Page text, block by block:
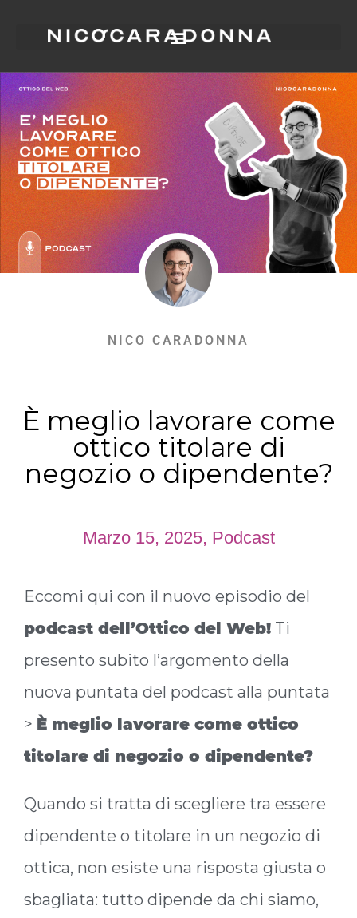
NICO CARADONNA
È meglio lavorare come
ottico titolare di
negozio o dipendente?
Marzo 15, 2025, Podcast
Eccomi qui con il nuovo episodio del
podcast dell’Ottico del Web! Ti
presento subito l’argomento della
nuova puntata del podcast alla puntata
> È meglio lavorare come ottico
titolare di negozio o dipendente?
Quando si tratta di scegliere tra essere
dipendente o titolare in un negozio di
ottica, non esiste una risposta giusta o
sbagliata: tutto dipende da chi siamo,